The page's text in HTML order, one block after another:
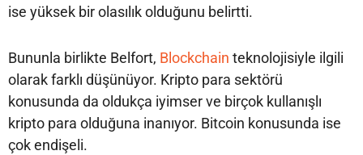
ise yüksek bir olasılık olduğunu belirtti.
Bununla birlikte Belfort, Blockchain teknolojisiyle ilgili
olarak farklı düşünüyor. Kripto para sektörü
konusunda da oldukça iyimser ve birçok kullanışlı
kripto para olduğuna inanıyor. Bitcoin konusunda ise
çok endişeli.